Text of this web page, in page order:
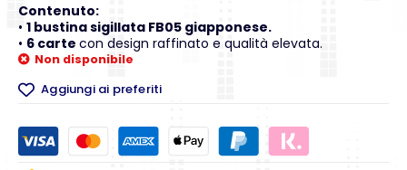
Contenuto:
• 1 bustina sigillata FB05 giapponese.
• 6 carte con design raffinato e qualità elevata.
Non disponibile
Aggiungi ai preferiti